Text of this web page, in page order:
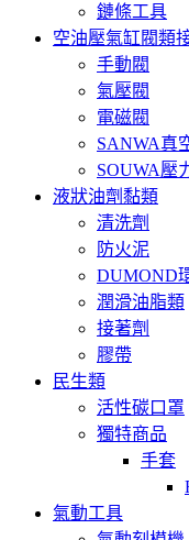
鏈條工具
空油壓氣缸閥類
手動閥
氣壓閥
電磁閥
SANWA真
SOUWA壓
液狀油劑黏類
清洗劑
防火泥
DUMOND
潤滑油脂類
接著劑
膠帶
民生類
活性碳口罩
獨特商品
手套
氣動工具